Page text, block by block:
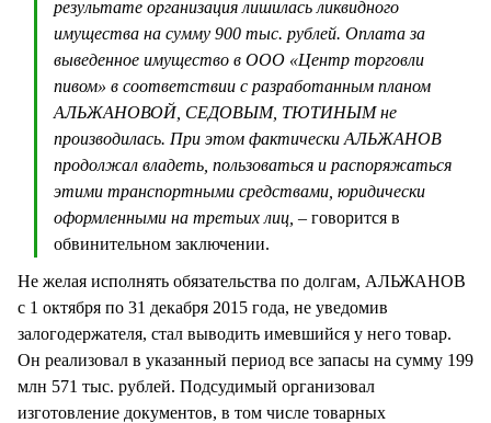
результате организация лишилась ликвидного
имущества на сумму 900 тыс. рублей. Оплата за
выведенное имущество в ООО «Центр торговли
пивом» в соответствии с разработанным планом
АЛЬЖАНОВОЙ, СЕДОВЫМ, ТЮТИНЫМ не
производилась. При этом фактически АЛЬЖАНОВ
продолжал владеть, пользоваться и распоряжаться
этими транспортными средствами, юридически
оформленными на третьих лиц, – говорится в
обвинительном заключении.
Не желая исполнять обязательства по долгам, АЛЬЖАНОВ
с 1 октября по 31 декабря 2015 года, не уведомив
залогодержателя, стал выводить имевшийся у него товар.
Он реализовал в указанный период все запасы на сумму 199
млн 571 тыс. рублей. Подсудимый организовал
изготовление документов, в том числе товарных